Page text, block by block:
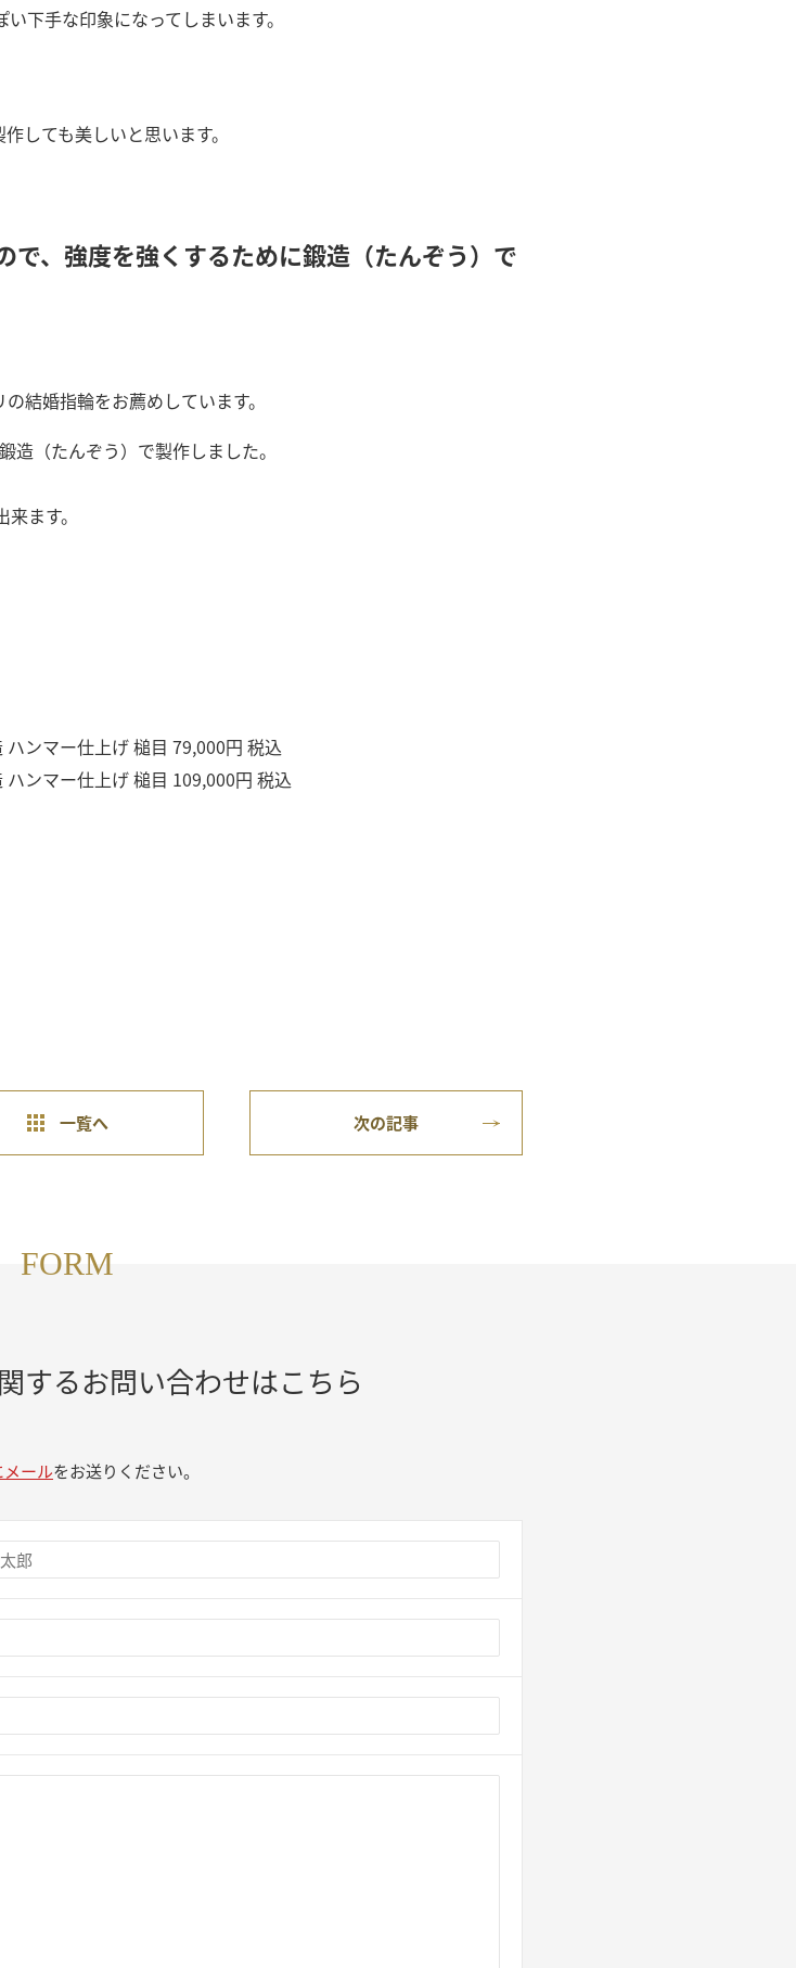
下手な印象になってしまいます。
しても美しいと思います。
、強度を強くするために鍛造（たんぞう）で
結婚指輪をお薦めしています。
（たんぞう）で製作しました。
ます。
ンマー仕上げ 槌目 79,000円 税込
ンマー仕上げ 槌目 109,000円 税込
一覧へ 次の記事
FORM
するお問い合わせはこちら
ールをお送りください。